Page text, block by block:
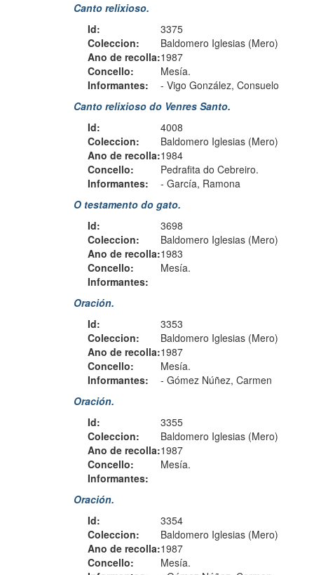
Canto relixioso.
Id:
3375
Coleccion:
Baldomero Iglesias (Mero)
Ano de recolla:1987
Concello:
Mesía.
Informantes:
- Vigo González, Consuelo
Canto relixioso do Venres Santo.
Id:
4008
Coleccion:
Baldomero Iglesias (Mero)
Ano de recolla:1984
Concello:
Pedrafita do Cebreiro.
Informantes:
- García, Ramona
O testamento do gato.
Id:
3698
Coleccion:
Baldomero Iglesias (Mero)
Ano de recolla:1983
Concello:
Mesía.
Informantes:
Oración.
Id:
3353
Coleccion:
Baldomero Iglesias (Mero)
Ano de recolla:1987
Concello:
Mesía.
Informantes:
- Gómez Núñez, Carmen
Oración.
Id:
3355
Coleccion:
Baldomero Iglesias (Mero)
Ano de recolla:1987
Concello:
Mesía.
Informantes:
Oración.
Id:
3354
Coleccion:
Baldomero Iglesias (Mero)
Ano de recolla:1987
Concello:
Mesía.